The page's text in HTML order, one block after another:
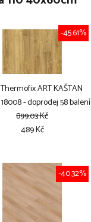
ART KAŠTAN
- doprodej 58 balení
-45.61%
899.03 Kč
489 Kč
-40.32%